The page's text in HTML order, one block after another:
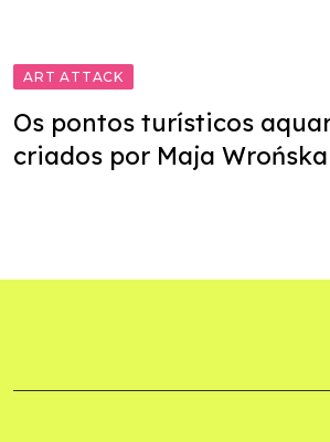
ART ATTACK
Os pontos turísticos
criados por Maja Wrońska